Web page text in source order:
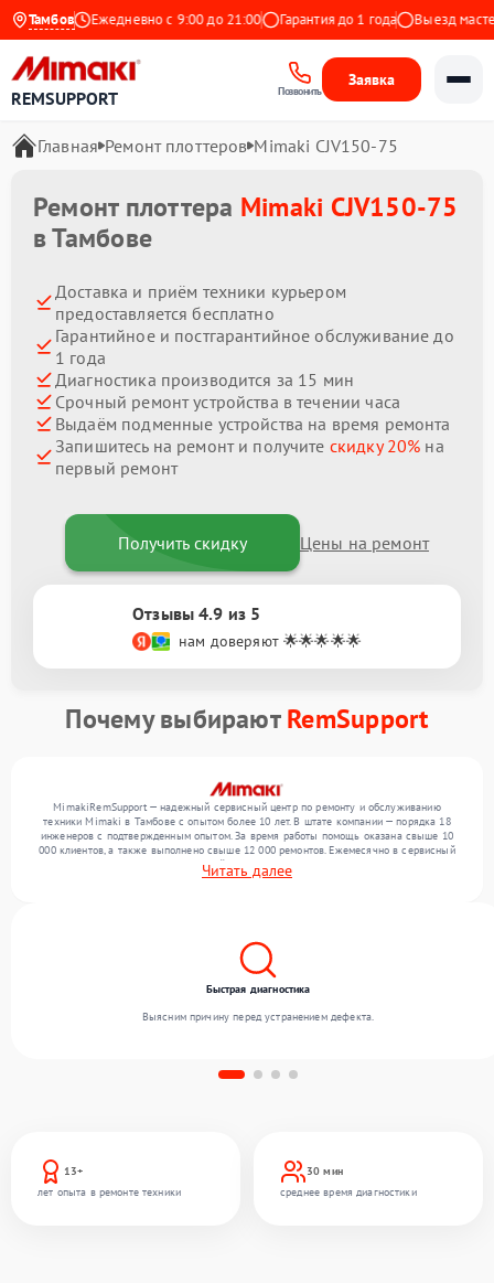
Тамбов
Яндекс Ежедневно с 9:00 до 21:00 Гарантия до 1 года Выезд мастера
REMSUPPORT Позвонить
Заявка
Главная Ремонт плоттеров Mimaki CJV150-75
Ремонт плоттера Mimaki CJV150-75
в Тамбове
Доставка и приём техники курьером
предоставляется бесплатно
Гарантийное и постгарантийное обслуживание до
1 года
Диагностика производится за 15 мин
Срочный ремонт устройства в течении часа
Выдаём подменные устройства на время ремонта
Запишитесь на ремонт и получите скидку 20% на
первый ремонт
Получить скидку Цены на ремонт
Отзывы 4.9 из 5
нам доверяют 🌟🌟🌟🌟🌟
Почему выбираютRemSupport
MimakiRemSupport — надежный сервисный центр по ремонту и обслуживанию
техники Mimaki в Тамбове с опытом более 10 лет. В штате компании — порядка 18
инженеров с подтвержденным опытом. За время работы помощь оказана свыше 10
000 клиентов, а также выполнено свыше 12 000 ремонтов. Ежемесячно в сервисный
центр поступает более 300 обращений, включая , , . Мы работаем с широким спектром
неисправностей и обеспечиваем надежный результат благодаря использованию
Читать далее
13+
лет опыта в ремонте техники
30 мин
среднее время диагностики
Быстрая диагностика
Выясним причину перед устранением дефекта.